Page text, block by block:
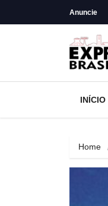
Anuncie
INÍCIO
Home